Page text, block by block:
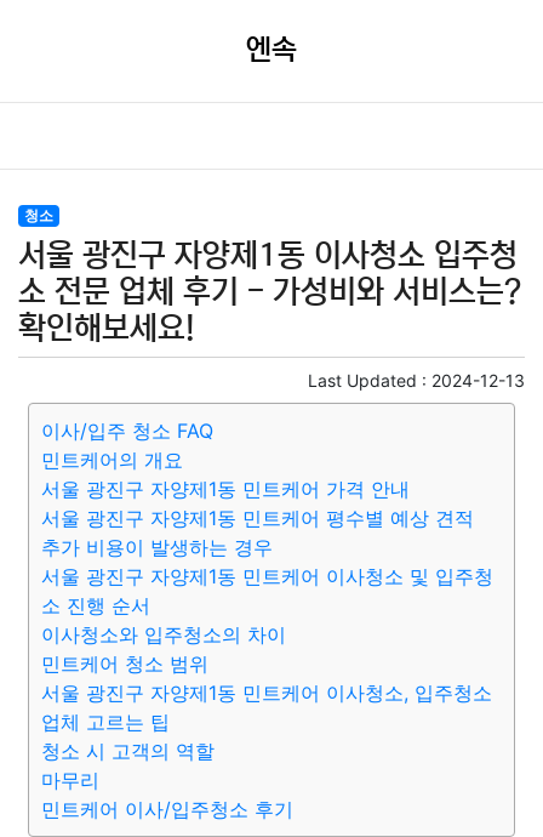
엔속
청소
서울 광진구 자양제1동 이사청소 입주청
소 전문 업체 후기 - 가성비와 서비스는?
확인해보세요!
Last Updated : 2024-12-13
이사/입주 청소 FAQ
민트케어의 개요
서울 광진구 자양제1동 민트케어 가격 안내
서울 광진구 자양제1동 민트케어 평수별 예상 견적
추가 비용이 발생하는 경우
서울 광진구 자양제1동 민트케어 이사청소 및 입주청
소 진행 순서
이사청소와 입주청소의 차이
민트케어 청소 범위
서울 광진구 자양제1동 민트케어 이사청소, 입주청소
업체 고르는 팁
청소 시 고객의 역할
마무리
민트케어 이사/입주청소 후기